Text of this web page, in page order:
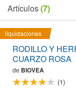
Artículos(7)
liquidaciones
RODILLO Y
CUARZO ROSA
de BIOVEA
(1)